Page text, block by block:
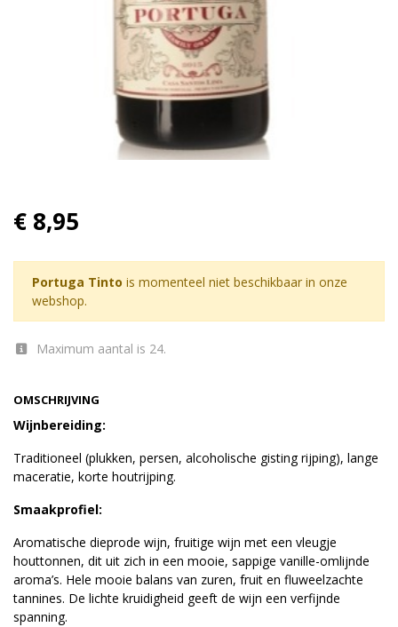
OMSCHRIJVING
Wijnbereiding:
Traditioneel (plukken, persen, alcoholische gisting rijping), lange
maceratie, korte houtrijping.
Smaakprofiel:
Aromatische dieprode wijn, fruitige wijn met een vleugje
houttonnen, dit uit zich in een mooie, sappige vanille-omlijnde
aroma’s. Hele mooie balans van zuren, fruit en fluweelzachte
tannines. De lichte kruidigheid geeft de wijn een verfijnde
spanning.
€ 8,95
Portuga Tinto is momenteel niet beschikbaar in onze
webshop.
Maximum aantal is 24.